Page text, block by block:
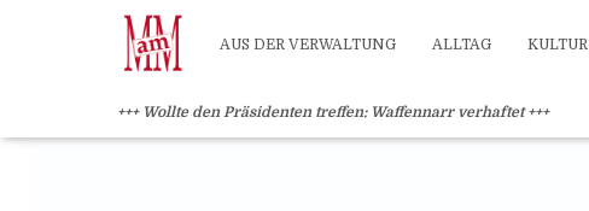
AUS DER VERWALTUNG ALLTAG KULTUR
+++ Wollte den Präsidenten treffen: Waffennarr verhaftet +++